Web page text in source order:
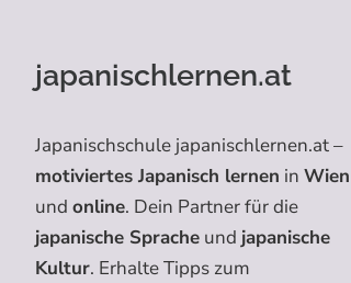
japanischlernen.at
Japanischschule japanischlernen.at –
motiviertes Japanisch lernen in Wien
und online. Dein Partner für die
japanische Spracheund japanische
Kultur. Erhalte Tipps zum